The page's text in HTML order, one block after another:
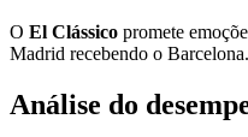
O El Clássico promete
Madrid recebendo o
Análise do